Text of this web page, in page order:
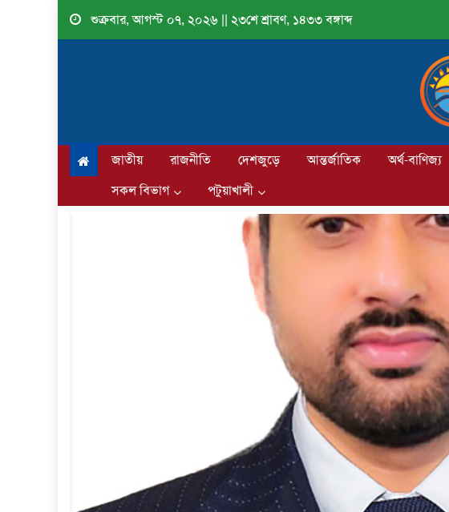
Skip
শুক্রবার, আগস্ট ০৭, ২০২৬ || ২৩শে শ্রাবণ, ১৪৩৩ বঙ্গাব্দ
জাতীয় রাজনীতি দেশজুড়ে আন্তর্জাতিক অর্থ-বাণিজ্য
সকল বিভাগ
পটুয়াখালী